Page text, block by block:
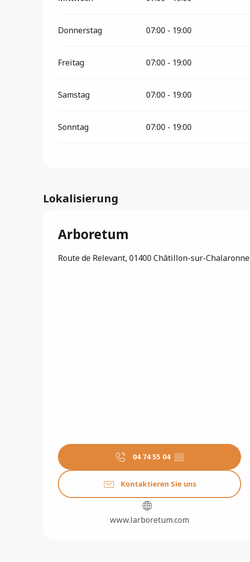
Donnerstag 07:00 - 19:00
Freitag 07:00 - 19:00
Samstag 07:00 - 19:00
Sonntag 07:00 - 19:00
Lokalisierung
Arboretum
Route de Relevant, 01400 Châtillon-sur-Chalaronne
04 74 55 04 ▒▒
Kontaktieren Sie uns
www.larboretum.com